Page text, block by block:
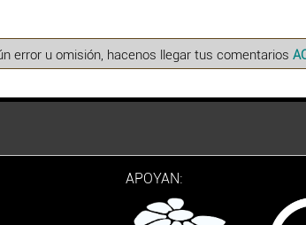
error u omisión, hacenos llegar tus comentarios
APOYAN: